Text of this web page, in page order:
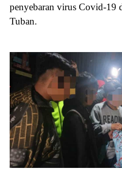
penyebaran virus Covid-19
Tuban.